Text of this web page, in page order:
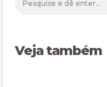
Veja também